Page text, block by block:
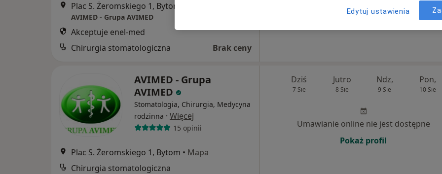
Plac S. Żeromskiego 1, Bytom
AVIMED - Grupa AVIMED
Akceptuje enel-med
Chirurgia stomatologiczna
Brak ceny
AVIMED - Grupa
AVIMED
Stomatologia, Chirurgia, Medycyna
rodzinna · Więcej
15 opinii
Plac S. Żeromskiego 1, Bytom • Mapa
Chirurgia stomatologiczna
Dziś
7 Sie
Jutro
8 Sie
Ndz,
9 Sie
Pon,
10 Sie
Umawianie online nie jest dostępne
Pokaż profil
Edytuj ustawienia